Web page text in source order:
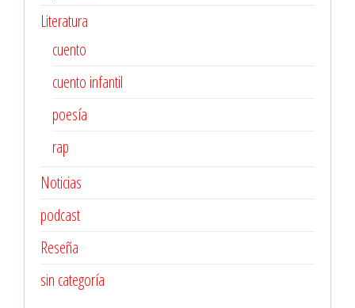
Literatura
cuento
cuento infantil
poesía
rap
Noticias
podcast
Reseña
sin categoría